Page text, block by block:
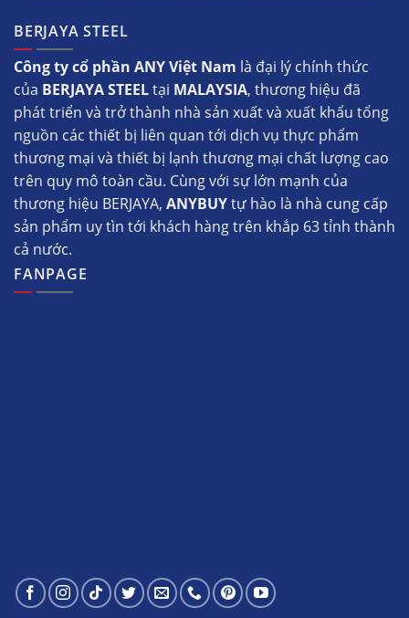
BERJAYA STEEL
Công ty cổ phần ANY Việt Nam là đại lý chính thức
của BERJAYA STEELtại MALAYSIA, thương hiệu đã
phát triển và trở thành nhà sản xuất và xuất khẩu tổng
nguồn các thiết bị liên quan tới dịch vụ thực phẩm
thương mại và thiết bị lạnh thương mại chất lượng cao
trên quy mô toàn cầu. Cùng với sự lớn mạnh của
thương hiệu BERJAYA, ANYBUYtự hào là nhà cung cấp
sản phẩm uy tìn tới khách hàng trên khắp 63 tỉnh thành
cả nước.
FANPAGE